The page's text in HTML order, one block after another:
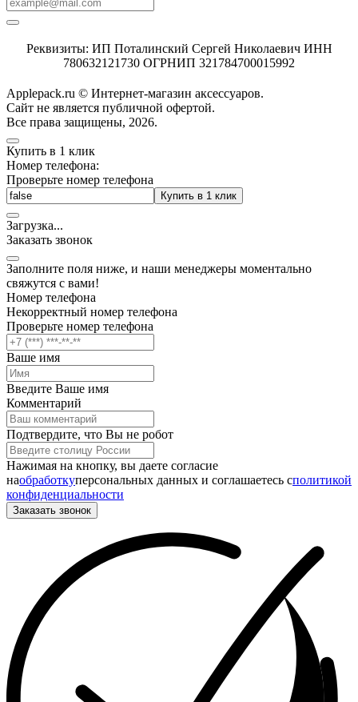
Реквизиты: ИП Поталинский Сергей Николаевич ИНН
780632121730 ОГРНИП 321784700015992
Applepack.ru © Интернет-магазин аксессуаров.
Cайт не является публичной офертой.
Все права защищены, 2026.
Купить в 1 клик
Номер телефона:
Проверьте номер телефона
Купить в 1 клик
Загрузка...
Заказать звонок
Заполните поля ниже, и наши менеджеры моментально
свяжутся с вами!
Номер телефона
Некорректный номер телефона
Проверьте номер телефона
Ваше имя
Введите Ваше имя
Комментарий
Подтвердите, что Вы не робот
Нажимая на кнопку, вы даете согласие
наобработкуперсональных данных и соглашаетесь cполитикой
конфиденциальности
Заказать звонок